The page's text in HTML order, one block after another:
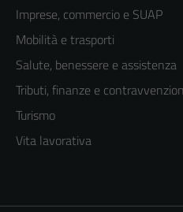
Imprese, commercio e SUAP
Mobilità e trasporti
Salute, benessere e assistenza
Tributi, finanze e
Turismo
Vita lavorativa